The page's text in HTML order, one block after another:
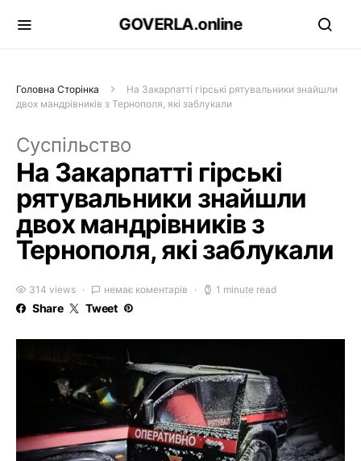
GOVERLA.online
Головна Сторінка
На Закарпатті гірські рятувальники знайшли
двох мандрівників з Тернополя, які заблукали
Суспільство
На Закарпатті гірські
рятувальники знайшли
двох мандрівників з
Тернополя, які заблукали
314 views немає коментарів 1 minute read
Share Tweet